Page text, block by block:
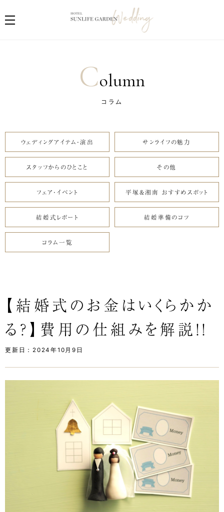
Column
コラム
ウェディングアイテム・演出 サンライフの魅力
スタッフからのひとこと その他
フェア・イベント 平塚&湘南 おすすめスポット
結婚式レポート 結婚準備のコツ
コラム一覧
【結婚式のお金はいくらかか
る？】費用の仕組みを解説！！
更新日：2024年10月9日